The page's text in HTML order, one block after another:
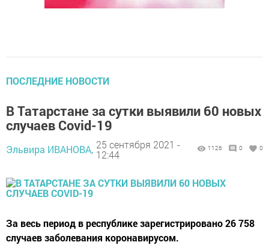
ПОСЛЕДНИЕ НОВОСТИ
В Татарстане за сутки выявили 60 новых
случаев Covid-19
Эльвира ИВАНОВА, 25 сентября 2021 -
12:44
1126 0 0
За весь период в республике зарегистрировано 26 758
случаев заболевания коронавирусом.